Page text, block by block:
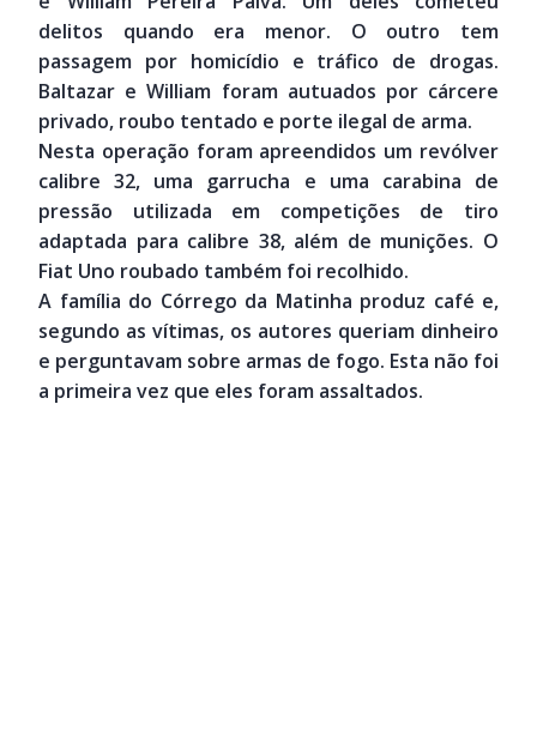
delitos quando era menor. O outro tem
passagem por homicídio e tráfico de drogas.
Baltazar e William foram autuados por cárcere
privado, roubo tentado e porte ilegal de arma.
Nesta operação foram apreendidos um revólver
calibre 32, uma garrucha e uma carabina de
pressão utilizada em competições de tiro
adaptada para calibre 38, além de munições. O
Fiat Uno roubado também foi recolhido.
A família do Córrego da Matinha produz café e,
segundo as vítimas, os autores queriam dinheiro
e perguntavam sobre armas de fogo. Esta não foi
a primeira vez que eles foram assaltados.